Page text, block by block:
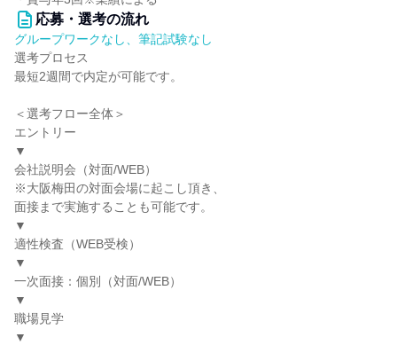
応募・選考の流れ
グループワークなし、筆記試験なし
選考プロセス
最短2週間で内定が可能です。
＜選考フロー全体＞
エントリー
▼
会社説明会（対面/WEB）
※大阪梅田の対面会場に起こし頂き、
面接まで実施することも可能です。
▼
適性検査（WEB受検）
▼
一次面接：個別（対面/WEB）
▼
職場見学
▼